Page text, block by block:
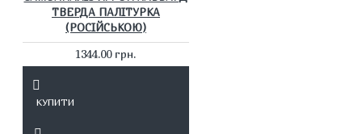
ТВЕРДА ПАЛІТУРКА
(РОСІЙСЬКОЮ)
1344.00 грн.
КУПИТИ